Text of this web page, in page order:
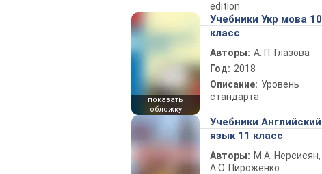
edition
показать
обложку
Учебники Укр мова 10
класс
Авторы: А. П. Глазова
Год: 2018
Описание: Уровень
стандарта
Учебники Английский
язык 11 класс
Авторы: М.А. Нерсисян,
А.О. Пироженко